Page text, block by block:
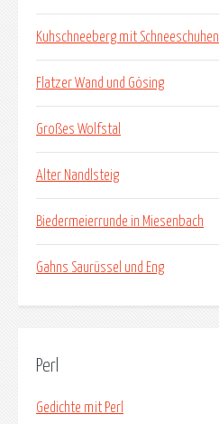
Kuhschneeberg mit Schneeschuhen
Flatzer Wand und Gösing
Großes Wolfstal
Alter Nandlsteig
Biedermeierrunde in Miesenbach
Gahns Saurüssel und Eng
Perl
Gedichte mit Perl